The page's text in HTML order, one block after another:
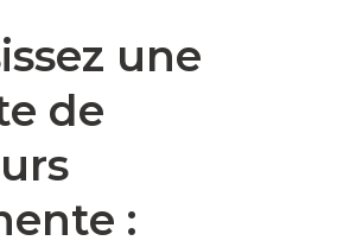
une
de
: